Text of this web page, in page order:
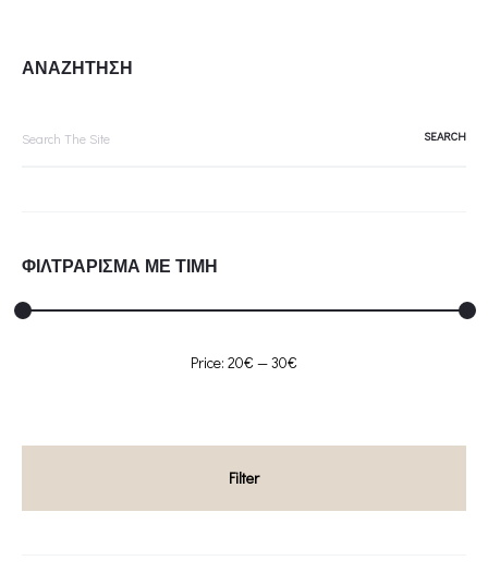
ΑΝΑΖΗΤΗΣΗ
ΦΙΛΤΡΑΡΙΣΜΑ ΜΕ ΤΙΜΗ
Min
Max
Filter
Price: 20€ —30€